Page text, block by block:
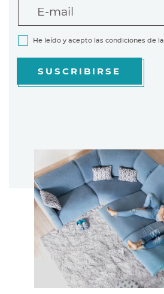
E-mail
He leído y acepto las condiciones de la
SUSCRIBIRSE